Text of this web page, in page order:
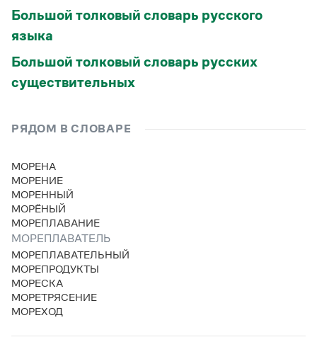
Издательство
Научпоп
Все книги
Большой толковый словарь русского
языка
Большой толковый словарь русских
существительных
РЯДОМ В СЛОВАРЕ
МОРЕНА
МОРЕНИЕ
МОРЕННЫЙ
МОРЁНЫЙ
МОРЕПЛАВАНИЕ
МОРЕПЛАВАТЕЛЬ
МОРЕПЛАВАТЕЛЬНЫЙ
МОРЕПРОДУКТЫ
МОРЕСКА
МОРЕТРЯСЕНИЕ
МОРЕХОД